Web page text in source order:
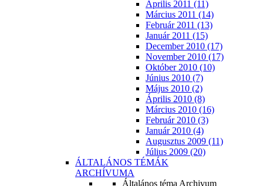
Április 2011 (11)
Március 2011 (14)
Február 2011 (13)
Január 2011 (15)
December 2010 (17)
November 2010 (17)
Október 2010 (10)
Június 2010 (7)
Május 2010 (2)
Április 2010 (8)
Március 2010 (16)
Február 2010 (3)
Január 2010 (4)
Augusztus 2009 (11)
Július 2009 (20)
ÁLTALÁNOS TÉMÁK
ARCHÍVUMA
Általános téma Archivum